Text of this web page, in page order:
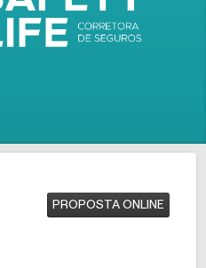
PROPOSTA ONLINE